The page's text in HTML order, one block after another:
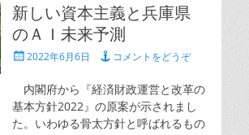
新しい資本主義と兵庫県
のＡＩ未来予測
投 2022年6月6日 コメントをどうぞ
内閣府から『経済財政運営と改革の
基本方針2022』の原案が示されまし
た。いわゆる骨太方針と呼ばれるもの